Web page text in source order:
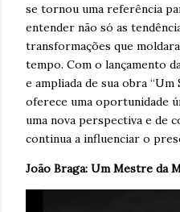
se tornou uma referência
entender não só as
transformações que
tempo. Com o lançamento
e ampliada de sua obra “Um
oferece uma oportunidade
uma nova perspectiva e de
continua a influenciar o
João Braga: Um Mestre da